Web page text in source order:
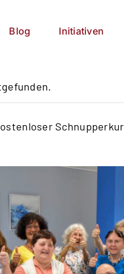
Blog Initiativen